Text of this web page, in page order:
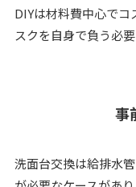
DIYは材料費中心でコ
スクを自身で負う必要
事
洗面台交換は給排水